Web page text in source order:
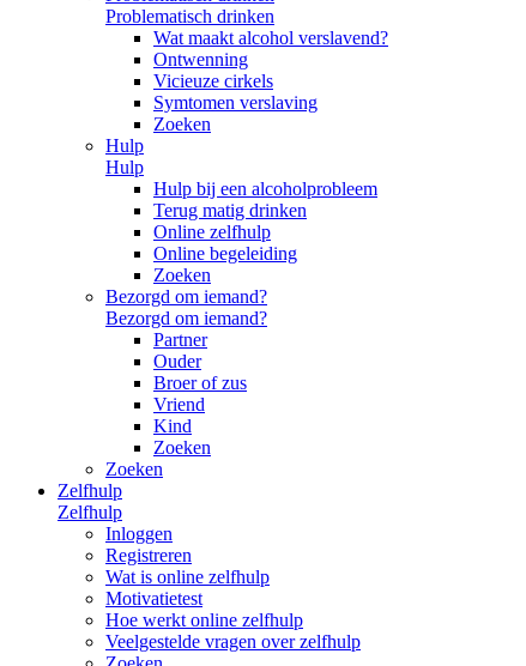
Problematisch drinken
Wat maakt alcohol verslavend?
Ontwenning
Vicieuze cirkels
Symtomen verslaving
Zoeken
Hulp
Hulp
Hulp bij een alcoholprobleem
Terug matig drinken
Online zelfhulp
Online begeleiding
Zoeken
Bezorgd om iemand?
Bezorgd om iemand?
Partner
Ouder
Broer of zus
Vriend
Kind
Zoeken
Zoeken
Zelfhulp
Zelfhulp
Inloggen
Registreren
Wat is online zelfhulp
Motivatietest
Hoe werkt online zelfhulp
Veelgestelde vragen over zelfhulp